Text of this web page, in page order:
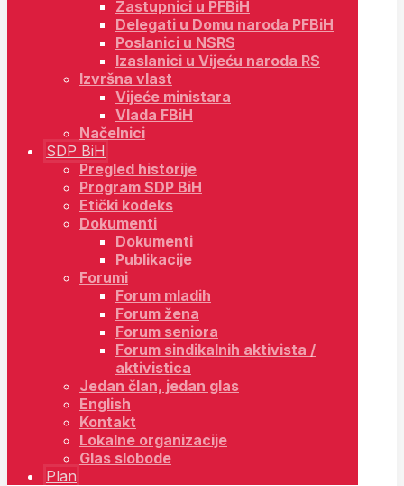
Zastupnici u PFBiH
Delegati u Domu naroda PFBiH
Poslanici u NSRS
Izaslanici u Vijeću naroda RS
Izvršna vlast
Vijeće ministara
Vlada FBiH
Načelnici
SDP BiH
Pregled historije
Program SDP BiH
Etički kodeks
Dokumenti
Dokumenti
Publikacije
Forumi
Forum mladih
Forum žena
Forum seniora
Forum sindikalnih aktivista /
aktivistica
Jedan član, jedan glas
English
Kontakt
Lokalne organizacije
Glas slobode
Plan